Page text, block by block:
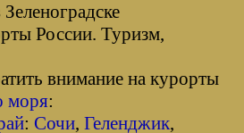
Росcии. Туризм,
внимание на курорты
моря:
: Сочи, Геленджик,